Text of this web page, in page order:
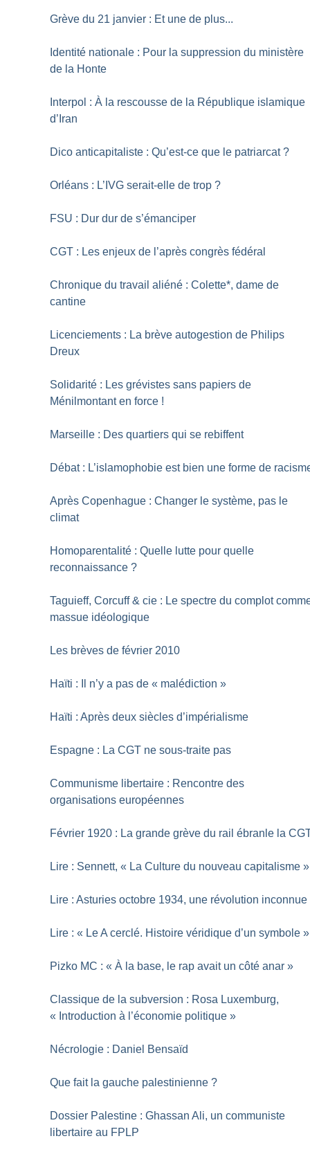
Grève du 21 janvier : Et une de plus...
Identité nationale : Pour la suppression du ministère
de la Honte
Interpol : À la rescousse de la République islamique
d’Iran
Dico anticapitaliste : Qu’est-ce que le patriarcat ?
Orléans : L’IVG serait-elle de trop ?
FSU : Dur dur de s’émanciper
CGT : Les enjeux de l’après congrès fédéral
Chronique du travail aliéné : Colette*, dame de
cantine
Licenciements : La brève autogestion de Philips
Dreux
Solidarité : Les grévistes sans papiers de
Ménilmontant en force !
Marseille : Des quartiers qui se rebiffent
Débat : L’islamophobie est bien une forme de
Après Copenhague : Changer le système, pas le
climat
Homoparentalité : Quelle lutte pour quelle
reconnaissance ?
Taguieff, Corcuff & cie : Le spectre du complot
massue idéologique
Les brèves de février 2010
Haïti : Il n’y a pas de « malédiction »
Haïti : Après deux siècles d’impérialisme
Espagne : La CGT ne sous-traite pas
Communisme libertaire : Rencontre des
organisations européennes
Février 1920 : La grande grève du rail ébranle la
Lire : Sennett, « La Culture du nouveau capitalisme »
Lire : Asturies octobre 1934, une révolution inconnue
Lire : « Le A cerclé. Histoire véridique d’un symbole »
Pizko MC : « À la base, le rap avait un côté anar »
Classique de la subversion : Rosa Luxemburg,
« Introduction à l’économie politique »
Nécrologie : Daniel Bensaïd
Que fait la gauche palestinienne ?
Dossier Palestine : Ghassan Ali, un communiste
libertaire au FPLP